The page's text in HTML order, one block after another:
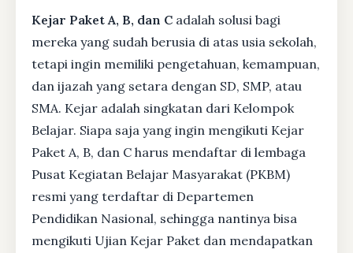
Kejar Paket A, B, dan C adalah solusi bagi
mereka yang sudah berusia di atas usia sekolah,
tetapi ingin memiliki pengetahuan, kemampuan,
dan ijazah yang setara dengan SD, SMP, atau
SMA. Kejar adalah singkatan dari Kelompok
Belajar. Siapa saja yang ingin mengikuti Kejar
Paket A, B, dan C harus mendaftar di lembaga
Pusat Kegiatan Belajar Masyarakat (PKBM)
resmi yang terdaftar di Departemen
Pendidikan Nasional, sehingga nantinya bisa
mengikuti Ujian Kejar Paket dan mendapatkan